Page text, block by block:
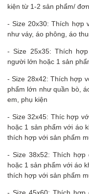
kiện từ 1-2 sản phẩm/ đơn.
- Size 20x30: Thích hợp
như váy, áo phông, áo
- Size 25x35: Thích
người lớn hoặc 1 sản
- Size 28x42: Thích hợp
phẩm lớn như quần bò,
em, phụ kiện
- Size 32x45: Thíc hợp
hoặc 1 sản phẩm với áo
thích hợp với sản phẩm
- Size 38x52: Thích hợp
hoặc 1 sản phẩm với áo
thích hợp với sản phẩm
- Size 45x60: Thích hợp